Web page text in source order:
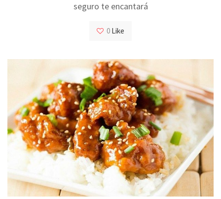
seguro te encantará
0 Like